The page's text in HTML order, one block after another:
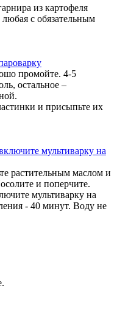
из картофеля
с обязательным
промойте. 4-5
остальное –
и присыпьте их
растительным маслом и
и поперчите.
мультиварку на
- 40 минут. Воду не